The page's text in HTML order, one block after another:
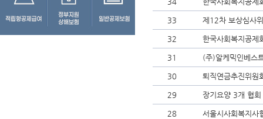
33 제12차 보상심사
32 한국사회복지공제
31 (주)알케믹인베스
30 퇴직연금추진위원
29 장기요양 3개 협회
28 서울시사회복지사